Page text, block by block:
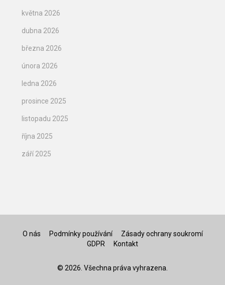
května 2026
dubna 2026
března 2026
února 2026
ledna 2026
prosince 2025
listopadu 2025
října 2025
září 2025
O nás Podmínky používání
Zásady ochrany soukromí
GDPR
Kontakt
© 2026. Všechna práva vyhrazena.